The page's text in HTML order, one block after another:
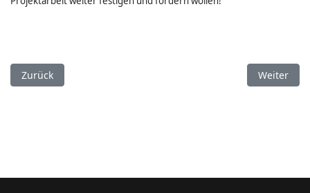
Vorheriger Beitrag: „Frag ALEX!“ beim Tag des Baumes im
Zurück Nächster
Weiter